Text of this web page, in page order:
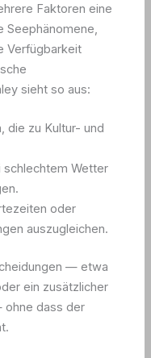
Faktoren eine
Seephänomene,
Verfügbarkeit
sieht so aus:
die zu Kultur- und
schlechtem Wetter
oder
auszugleichen.
— etwa
ein zusätzlicher
ohne dass der